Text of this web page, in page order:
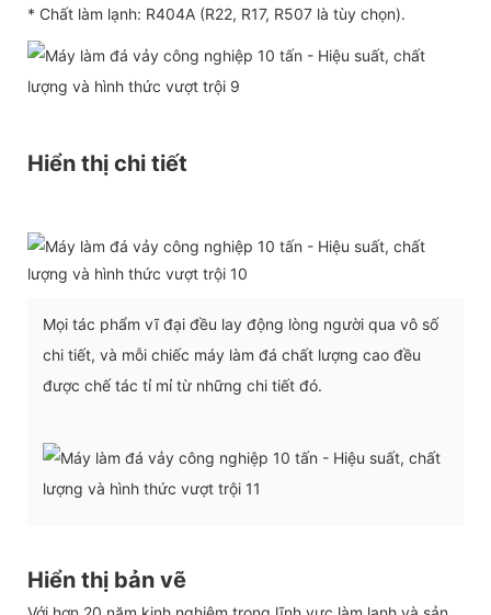
* Chất làm lạnh: R404A (R22, R17, R507 là tùy chọn).
Hiển thị chi tiết
Mọi tác phẩm vĩ đại đều lay động lòng người qua vô số
chi tiết, và mỗi chiếc máy làm đá chất lượng cao đều
được chế tác tỉ mỉ từ những chi tiết đó.
Hiển thị bản vẽ